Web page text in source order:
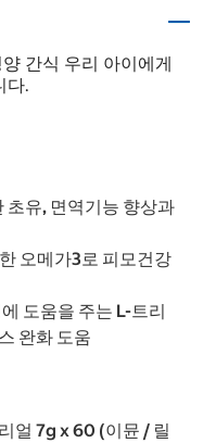
간식 우리 아이에게
다.
초유, 면역기능 향상과
오메가3로 피모건강
도움을 주는 L-트리
완화 도움
얼 7g x 60 (이뮨 / 릴